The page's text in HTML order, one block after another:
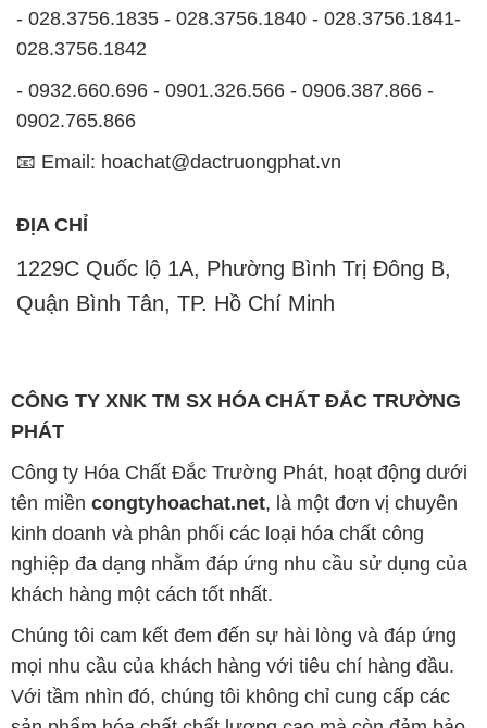
- 028.3756.1835 - 028.3756.1840 - 028.3756.1841-
028.3756.1842
- 0932.660.696 - 0901.326.566 - 0906.387.866 -
0902.765.866
📧 Email: hoachat@dactruongphat.vn
ĐỊA CHỈ
1229C Quốc lộ 1A, Phường Bình Trị Đông B,
Quận Bình Tân, TP. Hồ Chí Minh
CÔNG TY XNK TM SX HÓA CHẤT ĐẮC TRƯỜNG
PHÁT
Công ty Hóa Chất Đắc Trường Phát, hoạt động dưới
tên miền congtyhoachat.net, là một đơn vị chuyên
kinh doanh và phân phối các loại hóa chất công
nghiệp đa dạng nhằm đáp ứng nhu cầu sử dụng của
khách hàng một cách tốt nhất.
Chúng tôi cam kết đem đến sự hài lòng và đáp ứng
mọi nhu cầu của khách hàng với tiêu chí hàng đầu.
Với tầm nhìn đó, chúng tôi không chỉ cung cấp các